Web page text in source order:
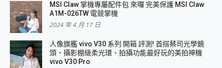
MSI Claw 掌機專屬配件包 來囉 完美保護 MSI Claw
A1M-026TW 電競掌機
2024 年 4 月 17 日
人像旗艦 vivo V30 系列 開箱 評測! 首搭蔡司光學鏡
頭、攝影棚級柔光環、拍攝功能最好玩的美拍神機
vivo V30 Pro